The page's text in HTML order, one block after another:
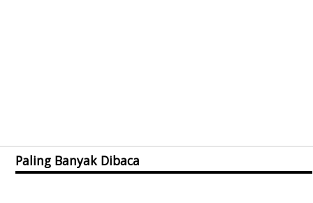
Paling Banyak Dibaca